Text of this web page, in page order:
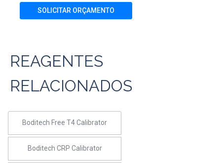
SOLICITAR ORÇAMENTO
REAGENTES
RELACIONADOS
Boditech Free T4 Calibrator
Boditech CRP Calibrator